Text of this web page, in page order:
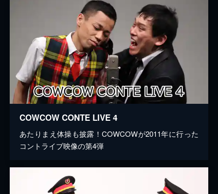
COWCOW CONTE LIVE 4
あたりまえ体操も披露！COWCOWが2011年に行った
コントライブ映像の第4弾